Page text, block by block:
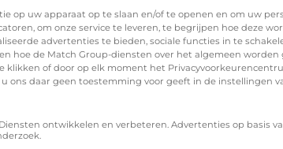
na
op uw apparaat op te slaan en/of te openen en om uw
om onze service te leveren, te begrijpen hoe deze
advertenties te bieden, sociale functies in te
hoe de Match Group-diensten over het algemeen
of door op elk moment het
ons daar geen toestemming voor geeft in de instellingen
ontwikkelen en verbeteren. Advertenties op basis